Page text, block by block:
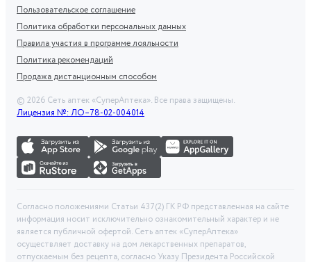
Пользовательское соглашение
Политика обработки персональных данных
Правила участия в программе лояльности
Политика рекомендаций
Продажа дистанционным способом
© 2026 Сеть аптек «СуперАптека». Все права защищены.
Лицензия №: ЛО–78-02-004014
Согласно положениями Статьи 437(2) ГК РФ представленная на сайте
информация носит исключительно ознакомительный характер и не
является публичной офертой. Сеть аптек «СуперАптека»
осуществляет доставку на дом лекарственных препаратов,
отпускаемым без рецепта, согласно Указу Президента Российской